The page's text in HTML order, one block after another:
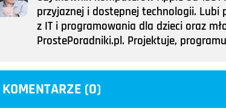
przyjaznej i dostępnej technologii. Lubi
z IT i programowania dla dzieci oraz
ProstePoradniki.pl. Projektuje,
KOMENTARZE (0)